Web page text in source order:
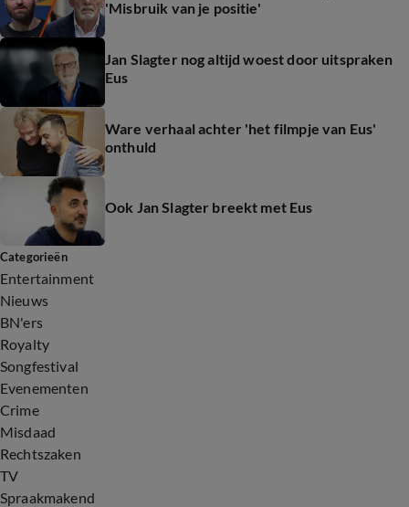
'Misbruik van je positie'
Jan Slagter nog altijd woest door uitspraken
Eus
Ware verhaal achter 'het filmpje van Eus'
onthuld
Ook Jan Slagter breekt met Eus
Categorieën
Entertainment
Nieuws
BN'ers
Royalty
Songfestival
Evenementen
Crime
Misdaad
Rechtszaken
TV
Spraakmakend